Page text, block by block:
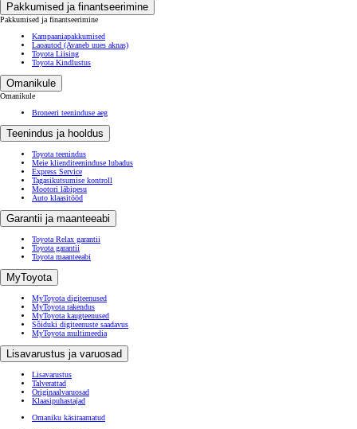
Pakkumised ja finantseerimine
Pakkumised ja finantseerimine
Kampaaniapakkumised
Laoautod (Avaneb uues aknas)
Toyota Liising
Toyota Kindlustus
Omanikule
Omanikule
Broneeri teeninduse aeg
Teenindus ja hooldus
Toyota teenindus
Meie klienditeeninduse lubadus
Express Service
Tagasikutsumise kontroll
Mootori läbipesu
Auto klaasitööd
Garantii ja maanteeabi
Toyota Relax garantii
Toyota garantii
Toyota maanteeabi
MyToyota
MyToyota digiteenused
MyToyota rakendus
MyToyota kaugteenused
Sõiduki digiteenuste saadavus
MyToyota multimeedia
Lisavarustus ja varuosad
Lisavarustus
Talverattad
Originaalvaruosad
Klaasipuhastajad
Omaniku käsiraamatud